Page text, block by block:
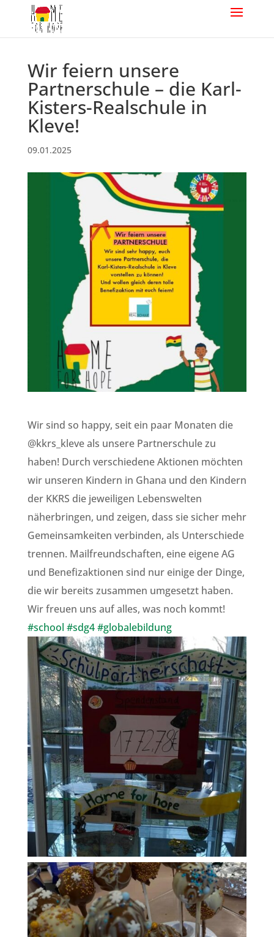
Wir feiern unsere
Partnerschule – die Karl-
Kisters-Realschule in
Kleve!
09.01.2025
Wir sind so happy, seit ein paar Monaten die
@kkrs_kleve als unsere Partnerschule zu
haben! Durch verschiedene Aktionen möchten
wir unseren Kindern in Ghana und den Kindern
der KKRS die jeweiligen Lebenswelten
näherbringen, und zeigen, dass sie sicher mehr
Gemeinsamkeiten verbinden, als Unterschiede
trennen. Mailfreundschaften, eine eigene AG
und Benefizaktionen sind nur einige der Dinge,
die wir bereits zusammen umgesetzt haben.
Wir freuen uns auf alles, was noch kommt!
#school #sdg4#globalebildung